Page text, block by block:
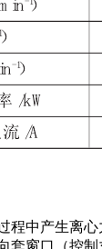
程中产生离
套窗口（控